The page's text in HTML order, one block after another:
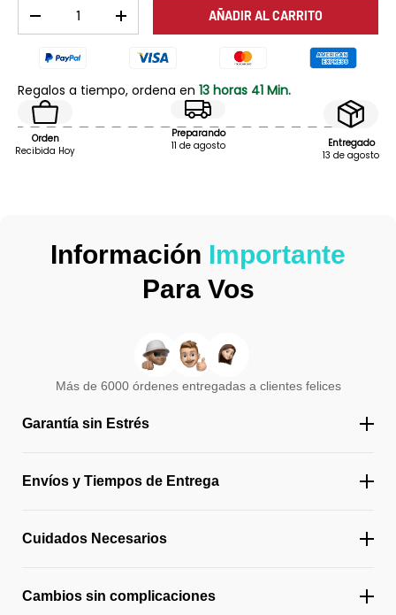
DISMINUIR CANTIDADAUMENTAR LA CANTIDADAÑADIR AL CARRITO
Regalos a tiempo, ordena en 13 horas 41 Min.
Orden
Recibida Hoy
Preparando
11 de agosto
Entregado
13 de agosto
Información Importante
Para Vos
Más de 6000 órdenes entregadas a clientes felices
Garantía sin Estrés
Envíos y Tiempos de Entrega
Cuidados Necesarios
Cambios sin complicaciones